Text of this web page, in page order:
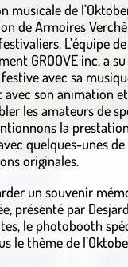
musicale de
de Armoires
L’équipe de
GROOVE inc. a
avec sa
avec son animation
les amateurs de
la
quelques-unes
originales.
un souvenir
présenté par
le photobooth
le thème de